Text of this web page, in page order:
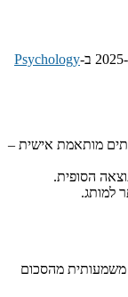
Psychology
מותאמת אישית –
הסופית.
למותג.
משמעותית מהסכום